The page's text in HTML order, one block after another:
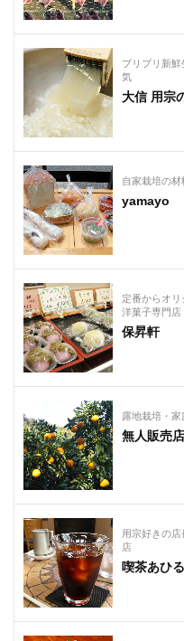
プリプリ新
気
大信 用宗
自家栽培の
yamayo
定番からオ
洋菓子専門店
保昇軒
露地栽培・
無人販売店
用宗好きの
店
喫茶あひる